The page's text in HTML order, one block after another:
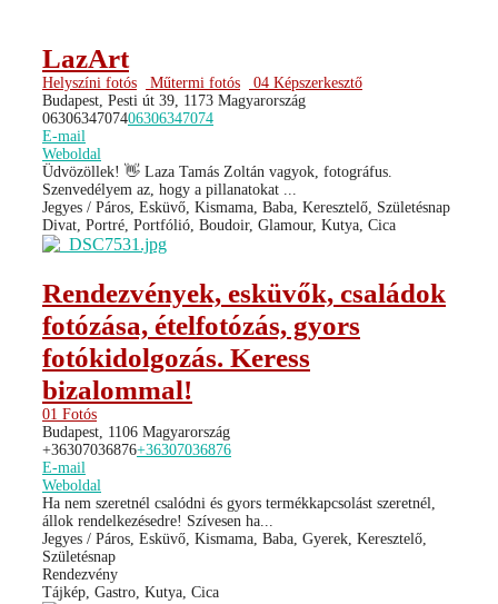
LazArt
Helyszíni fotós Műtermi fotós
04 Képszerkesztő
Budapest, Pesti út 39, 1173 Magyarország
0630634707406306347074
E-mail
Weboldal
Üdvözöllek! 👋 Laza Tamás Zoltán vagyok, fotográfus.
Szenvedélyem az, hogy a pillanatokat ...
Jegyes / Páros, Esküvő, Kismama, Baba, Keresztelő, Születésnap
Divat, Portré, Portfólió, Boudoir, Glamour, Kutya, Cica
Rendezvények, esküvők, családok
fotózása, ételfotózás, gyors
fotókidolgozás. Keress
bizalommal!
01 Fotós
Budapest, 1106 Magyarország
+36307036876+36307036876
E-mail
Weboldal
Ha nem szeretnél csalódni és gyors termékkapcsolást szeretnél,
állok rendelkezésedre! Szívesen ha...
Jegyes / Páros, Esküvő, Kismama, Baba, Gyerek, Keresztelő,
Születésnap
Rendezvény
Tájkép, Gastro, Kutya, Cica